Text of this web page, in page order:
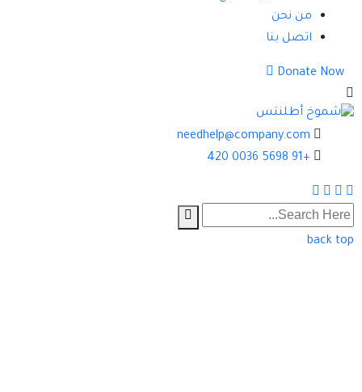
من نحن
اتصل بنا
Search Donate Now
needhelp@company.com
+91 5698 0036 420
Facebook
Twitter
Pinterest
back top